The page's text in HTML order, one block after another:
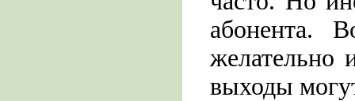
абонента.
желательно
выходы